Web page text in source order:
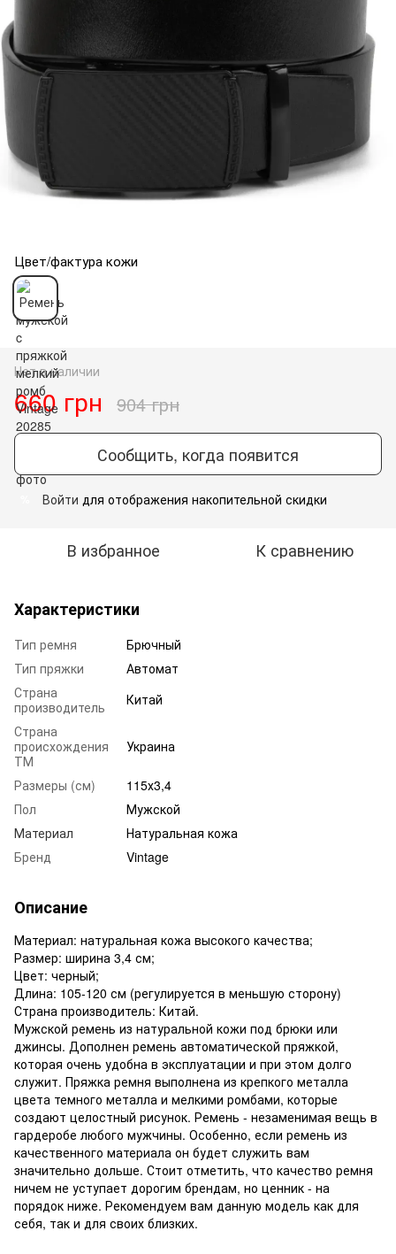
Цвет/фактура кожи
Нет в наличии
660 грн 904 грн
Сообщить, когда появится
Войти для отображения накопительной скидки
В избранное К сравнению
Характеристики
Тип ремня
Брючный
Тип пряжки
Автомат
Страна
производитель
Китай
Страна
происхождения
ТМ
Украина
Размеры (см)
115х3,4
Пол
Мужской
Материал
Натуральная кожа
Бренд
Vintage
Описание
Материал: натуральная кожа высокого качества;
Размер: ширина 3,4 см;
Цвет: черный;
Длина: 105-120 см (регулируется в меньшую сторону)
Страна производитель: Китай.
Мужской ремень из натуральной кожи под брюки или
джинсы. Дополнен ремень автоматической пряжкой,
которая очень удобна в эксплуатации и при этом долго
служит. Пряжка ремня выполнена из крепкого металла
цвета темного металла и мелкими ромбами, которые
создают целостный рисунок. Ремень - незаменимая вещь в
гардеробе любого мужчины. Особенно, если ремень из
качественного материала он будет служить вам
значительно дольше. Стоит отметить, что качество ремня
ничем не уступает дорогим брендам, но ценник - на
порядок ниже. Рекомендуем вам данную модель как для
себя, так и для своих близких.